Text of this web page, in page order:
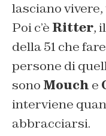
lasciano
Poi c’è Ritter,
della 51 che
persone di
sono Mouch e
interviene
abbracciarsi.